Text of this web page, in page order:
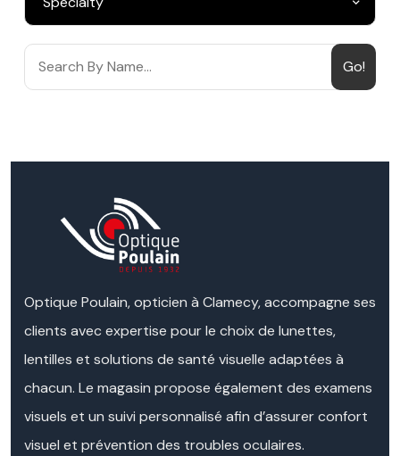
Go!
Optique Poulain, opticien à Clamecy, accompagne ses
clients avec expertise pour le choix de lunettes,
lentilles et solutions de santé visuelle adaptées à
chacun. Le magasin propose également des examens
visuels et un suivi personnalisé afin d’assurer confort
visuel et prévention des troubles oculaires.